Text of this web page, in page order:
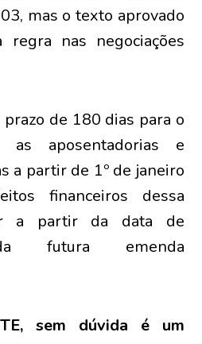
mas o texto aprovado
regra nas negociações
de 180 dias para o
as aposentadorias e
a partir de 1º de janeiro
financeiros dessa
a partir da data de
futura emenda
sem dúvida é um